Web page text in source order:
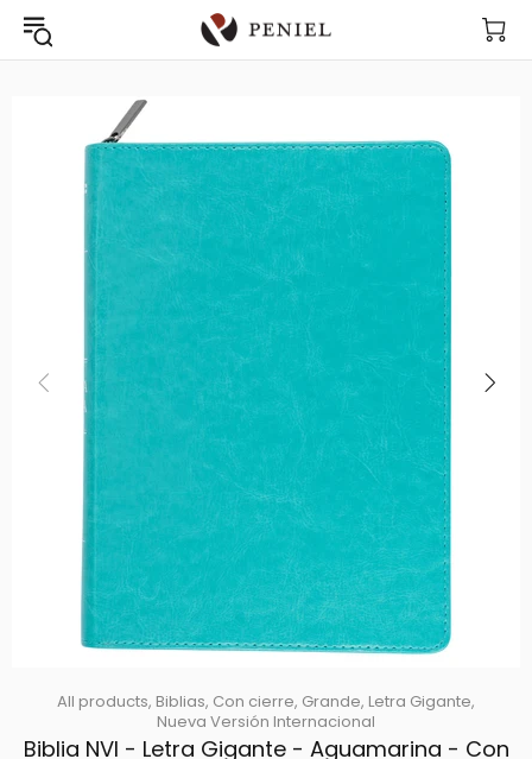
All products, Biblias, Con cierre, Grande, Letra Gigante,
Nueva Versión Internacional
Biblia NVI - Letra Gigante - Aguamarina - Con